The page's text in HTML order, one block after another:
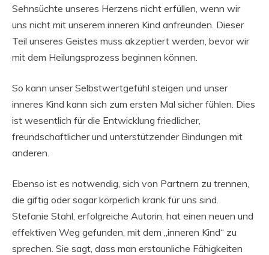
Sehnsüchte unseres Herzens nicht erfüllen, wenn wir
uns nicht mit unserem inneren Kind anfreunden. Dieser
Teil unseres Geistes muss akzeptiert werden, bevor wir
mit dem Heilungsprozess beginnen können.
So kann unser Selbstwertgefühl steigen und unser
inneres Kind kann sich zum ersten Mal sicher fühlen. Dies
ist wesentlich für die Entwicklung friedlicher,
freundschaftlicher und unterstützender Bindungen mit
anderen.
Ebenso ist es notwendig, sich von Partnern zu trennen,
die giftig oder sogar körperlich krank für uns sind.
Stefanie Stahl, erfolgreiche Autorin, hat einen neuen und
effektiven Weg gefunden, mit dem „inneren Kind“ zu
sprechen. Sie sagt, dass man erstaunliche Fähigkeiten